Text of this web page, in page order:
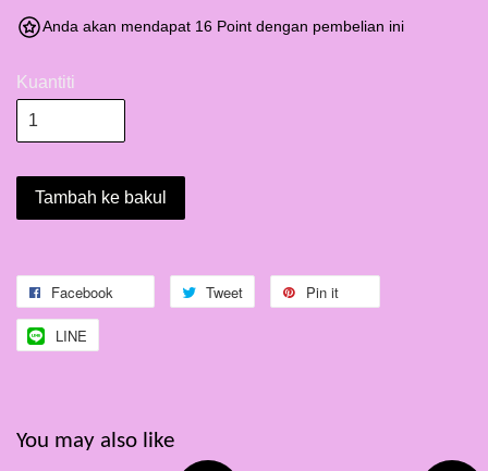
Anda akan mendapat 16 Point dengan pembelian ini
Kuantiti
Tambah ke bakul
Facebook Tweet Pin it
LINE
You may also like